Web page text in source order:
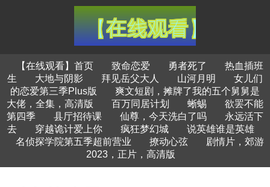
【在线观看】首页 致命恋爱 勇者死了
热血插班
生
大地与阴影 拜见岳父大人 山河月明
女儿们
的恋爱第三季Plus版
爽文短剧，摊牌了我的五个舅舅是
大佬，全集，高清版
百万同居计划 蜥蜴
欲罢不能
第四季
县厅招待课 仙尊，今天洗白了吗
永远活下
去
穿越诡计爱上你 疯狂梦幻城
说英雄谁是英雄
名侦探学院第五季超前营业
撩动心弦
剧情片，郊游
2023，正片，高清版